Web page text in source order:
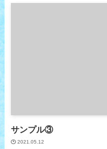
サンプル③
2021.05.12